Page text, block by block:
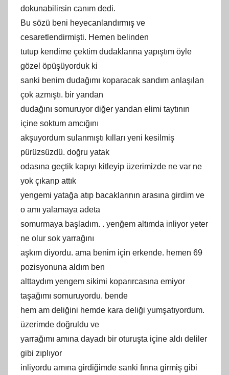
dokunabilirsin canım dedi.
Bu sözü beni heyecanlandırmış ve
cesaretlendirmişti. Hemen belinden
tutup kendime çektim dudaklarına yapıştım öyle
gözel öpüşüyorduk ki
sanki benim dudağımı koparacak sandım anlaşılan
çok azmıştı. bir yandan
dudağını somuruyor diğer yandan elimi taytının
içine soktum amcığını
akşuyordum sulanmıştı kılları yeni kesilmiş
pürüzsüzdü. doğru yatak
odasına geçtik kapıyı kitleyip üzerimizde ne var ne
yok çıkarıp attık
yengemi yatağa atıp bacaklarının arasına girdim ve
o amı yalamaya adeta
somurmaya başladım. . yenğem altımda inliyor yeter
ne olur sok yarrağını
aşkım diyordu. ama benim için erkende. hemen 69
pozisyonuna aldım ben
alttaydım yengem sikimi koparırcasına emiyor
taşağımı somuruyordu. bende
hem am deliğini hemde kara deliği yumşatıyordum.
üzerimde doğruldu ve
yarrağımı amına dayadı bir oturuşta içine aldı deliler
gibi zıplıyor
inliyordu amına girdiğimde sanki fırına girmiş gibi